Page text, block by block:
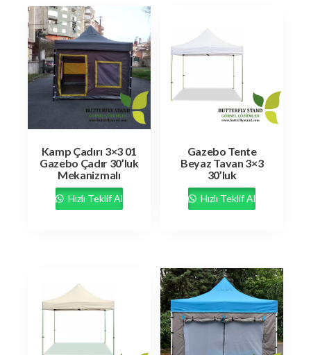
Kamp Çadırı 3×3 01
Gazebo Çadır 30’luk
Mekanizmalı
Hızlı Teklif Al
Gazebo Tente
Beyaz Tavan 3×3
30’luk
Hızlı Teklif Al